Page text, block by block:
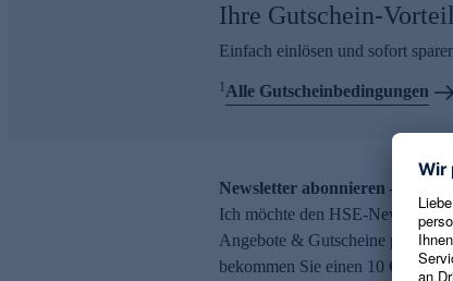
Ihre Gutschein-
Einfach einlösen und sofort
1Alle Gutscheinbedingungen
Newsletter abonnieren – 10 €
Ich möchte den HSE-Newsletter
Angebote & Gutscheine per E-
bekommen Sie einen 10 €